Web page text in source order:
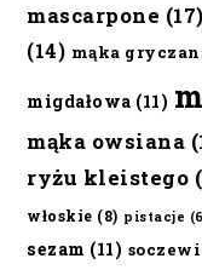
mascarpone (17)
(14) mąka
migdałowa (11)
mąka owsiana
ryżu kleistego
włoskie (8) pistacje
sezam (11)